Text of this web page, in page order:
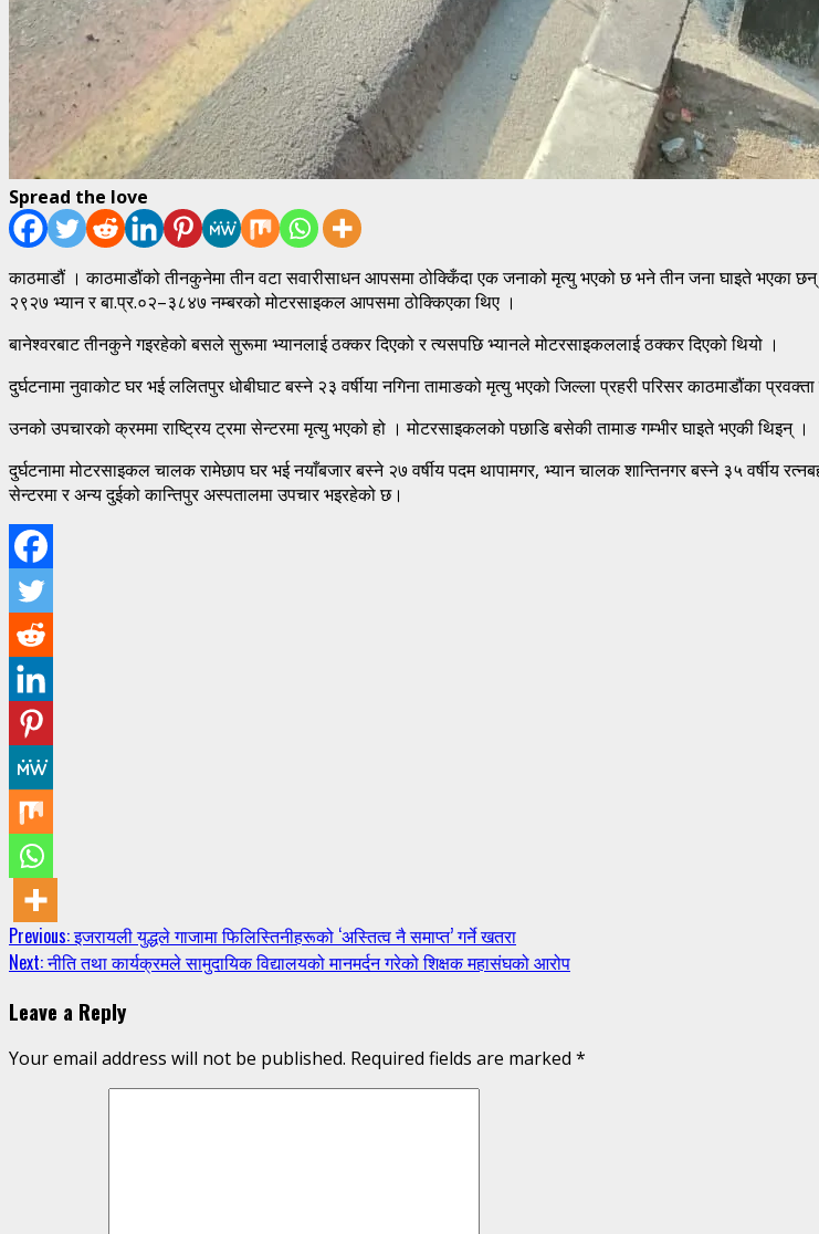
Spread the love
काठमाडौं । काठमाडौंको तीनकुनेमा तीन वटा सवारीसाधन आपसमा ठोक्किँदा एक जनाको मृत्यु भएको छ भने तीन जना घाइते
२९२७ भ्यान र बा.प्र.०२–३८४७ नम्बरको मोटरसाइकल आपसमा ठोक्किएका थिए ।
बानेश्वरबाट तीनकुने गइरहेको बसले सुरूमा भ्यानलाई ठक्कर दिएको र त्यसपछि भ्यानले मोटरसाइकललाई ठक्कर दिएको थियो ।
दुर्घटनामा नुवाकोट घर भई ललितपुर धोबीघाट बस्ने २३ वर्षीया नगिना तामाङको मृत्यु भएको जिल्ला प्रहरी परिसर काठमाडौंका
उनको उपचारको क्रममा राष्ट्रिय ट्रमा सेन्टरमा मृत्यु भएको हो । मोटरसाइकलको पछाडि बसेकी तामाङ गम्भीर घाइते भएकी थिइन् ।
दुर्घटनामा मोटरसाइकल चालक रामेछाप घर भई नयाँबजार बस्ने २७ वर्षीय पदम थापामगर, भ्यान चालक शान्तिनगर बस्ने ३५ वर्षीय
सेन्टरमा र अन्य दुईको कान्तिपुर अस्पतालमा उपचार भइरहेको छ।
Continue
Reading
Previous:इजरायली युद्धले गाजामा फिलिस्तिनीहरूको ‘अस्तित्व नै समाप्त’ गर्ने खतरा
Next:नीति तथा कार्यक्रमले सामुदायिक विद्यालयको मानमर्दन गरेको शिक्षक महासंघको आरोप
Leave a Reply
Your email address will not be published. Required fields are marked *